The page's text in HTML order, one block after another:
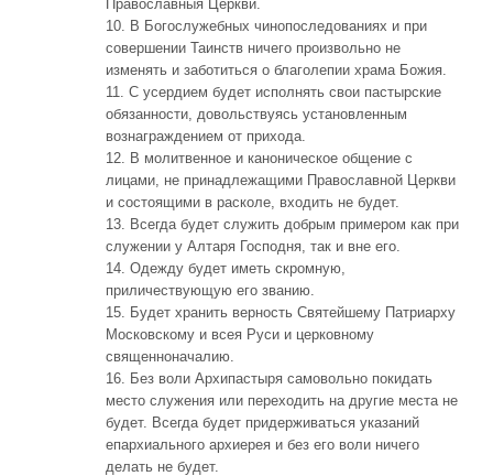
Православныя Церкви.
10. В Богослужебных чинопоследованиях и при
совершении Таинств ничего произвольно не
изменять и заботиться о благолепии храма Божия.
11. С усердием будет исполнять свои пастырские
обязанности, довольствуясь установленным
вознаграждением от прихода.
12. В молитвенное и каноническое общение с
лицами, не принадлежащими Православной Церкви
и состоящими в расколе, входить не будет.
13. Всегда будет служить добрым примером как при
служении у Алтаря Господня, так и вне его.
14. Одежду будет иметь скромную,
приличествующую его званию.
15. Будет хранить верность Святейшему Патриарху
Московскому и всея Руси и церковному
священноначалию.
16. Без воли Архипастыря самовольно покидать
место служения или переходить на другие места не
будет. Всегда будет придерживаться указаний
епархиального архиерея и без его воли ничего
делать не будет.